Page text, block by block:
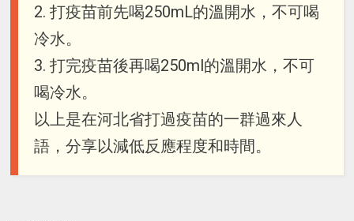
2. 打疫苗前先喝250mL的溫開水，不可喝
冷水。
3. 打完疫苗後再喝250ml的溫開水，不可
喝冷水。
以上是在河北省打過疫苗的一群過來人
語，分享以減低反應程度和時間。